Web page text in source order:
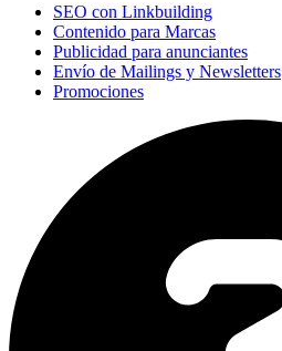
SEO con Linkbuilding
Contenido para Marcas
Publicidad para anunciantes
Envío de Mailings y Newsletters
Promociones